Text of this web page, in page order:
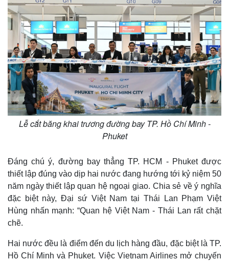
m
Lễ cắt băng khai trương đường bay TP. Hồ Chí Minh -
Phuket
Đáng chú ý, đường bay thẳng TP. HCM - Phuket được
thiết lập đúng vào dịp hai nước đang hướng tới kỷ niệm 50
năm ngày thiết lập quan hệ ngoại giao. Chia sẻ về ý nghĩa
đặc biệt này, Đại sứ Việt Nam tại Thái Lan Phạm Việt
Hùng nhấn mạnh: “Quan hệ Việt Nam - Thái Lan rất chặt
chẽ.
Hai nước đều là điểm đến du lịch hàng đầu, đặc biệt là TP.
Hồ Chí Minh và Phuket. Việc Vietnam Airlines mở chuyến